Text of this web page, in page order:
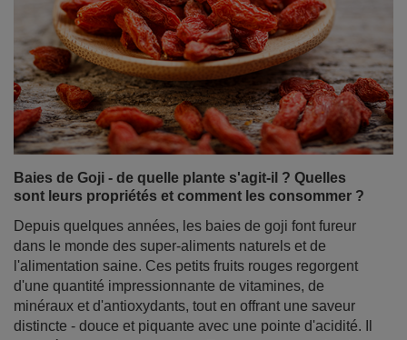
Baies de Goji - de quelle plante s'agit-il ? Quelles
sont leurs propriétés et comment les consommer ?
Depuis quelques années, les baies de goji font fureur
dans le monde des super-aliments naturels et de
l'alimentation saine. Ces petits fruits rouges regorgent
d'une quantité impressionnante de vitamines, de
minéraux et d'antioxydants, tout en offrant une saveur
distincte - douce et piquante avec une pointe d'acidité. Il
est intéressant de noter qu'en Europe, on trouve le plus
souvent des baies de goji séchées, alors que dans les
pays asiatiques, d'où elles sont originaires, elles sont
souvent consommées fraîches.